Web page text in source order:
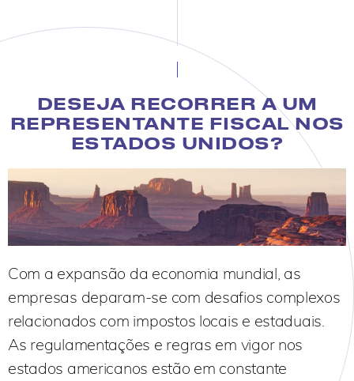
DESEJA RECORRER A UM
REPRESENTANTE FISCAL NOS
ESTADOS UNIDOS?
Com a expansão da economia mundial, as
empresas deparam-se com desafios complexos
relacionados com impostos locais e estaduais.
As regulamentações e regras em vigor nos
estados americanos estão em constante